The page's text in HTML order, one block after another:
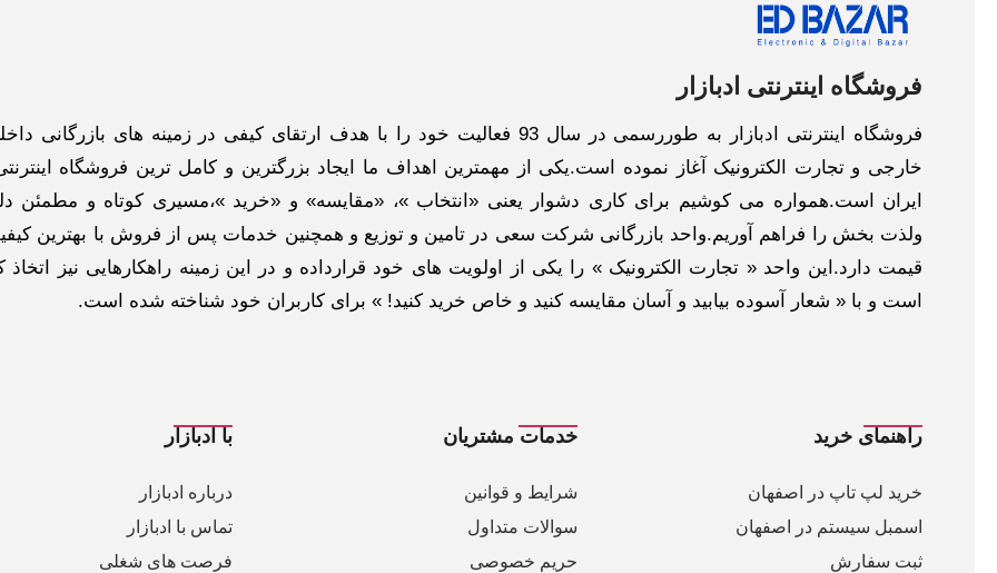
فروشگاه اینترنتی ادبازار
فروشگاه اینترنتی ادبازار به طوررسمی در سال 93 فعالیت خود را با هدف ارتقای کیفی در زمینه های بازرگانی
خارجی و تجارت الکترونیک آغاز نموده است.یکی از مهمترین اهداف ما ایجاد بزرگترین و کامل ترین فروشگاه
ایران است.همواره می کوشیم برای کاری دشوار یعنی «انتخاب »، «مقایسه» و «خرید »،مسیری کوتاه و مطمئن
ولذت بخش را فراهم آوریم.واحد بازرگانی شرکت سعی در تامین و توزیع و همچنین خدمات پس از فروش با بهترین
قیمت دارد.این واحد « تجارت الکترونیک » را یکی از اولویت های خود قرارداده و در این زمینه راهکارهایی نیز اتخاذ
است و با « شعار آسوده بیابید و آسان مقایسه کنید و خاص خرید کنید! » برای کاربران خود شناخته شده است.
راهنمای خرید
خرید لپ تاپ در اصفهان
اسمبل سیستم در اصفهان
ثبت سفارش
خدمات مشتریان
شرایط و قوانین
سوالات متداول
حریم خصوصی
با ادبازار
درباره ادبازار
تماس با ادبازار
فرصت های شغلی